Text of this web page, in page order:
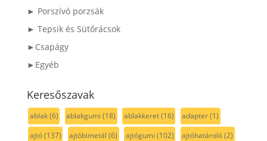
► Porszívó porzsák
► Tepsik és Sütőrácsok
►Csapágy
►Egyéb
Keresőszavak
ablak(6) ablakgumi (18) ablakkeret(16) adapter(1)
ajtó(137) ajtóbimetál (6) ajtógumi (102) ajtóhatároló(2)